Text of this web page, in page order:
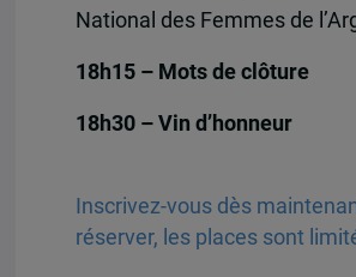
National des Femmes de
18h15 – Mots de clôture
18h30 – Vin d’honneur
Inscrivez-vous dès
réserver, les places sont